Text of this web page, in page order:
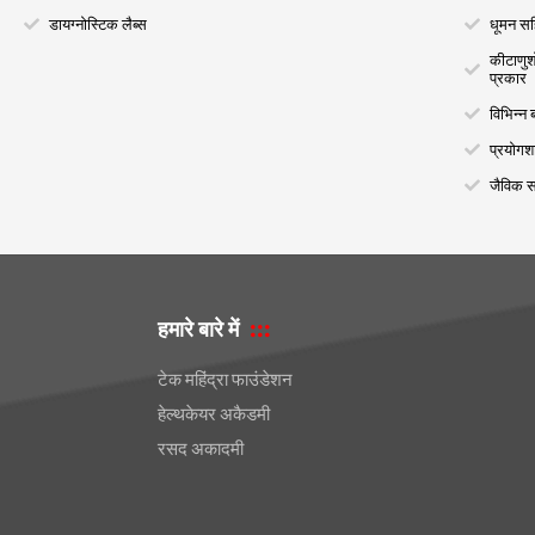
डायग्नोस्टिक लैब्स
धूमन
प्रकार
विभिन्न
जैविक
हमारे बारे में
टेक महिंद्रा फाउंडेशन
हेल्थकेयर अकैडमी
रसद अकादमी